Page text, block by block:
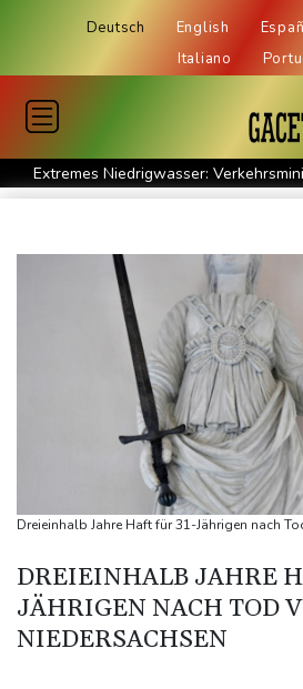
Deutsch English
Italiano
Extremes Niedrigwasser:
Spitzentreffen in Bonn
syrischem Bürgerkrieg
Urteil in Prozess um tödlichen
Demonstration in München
Vorwurf der Preisabsprache: Drei
Millionen Eier spenden
Investoren-Affäre: Fifa-Spitze stellt
Steinmeier-Nachfolge: Özdemir
Wissenschaftler bestätigen:
Nilpferd-Baby von Herde von
und dann doch gestorben
Niedrigwasser: Ex-Umweltministerin
Dreieinhalb Jahre Haft für 31-Jährigen nach
DREIEINHALB JAHRE
JÄHRIGEN NACH TOD
NIEDERSACHSEN